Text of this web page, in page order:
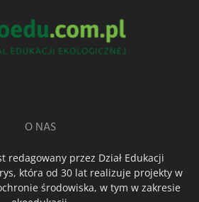
O NAS
redagowany przez Dział Edukacji
która od 30 lat realizuje projekty w
środowiska, w tym w zakresie